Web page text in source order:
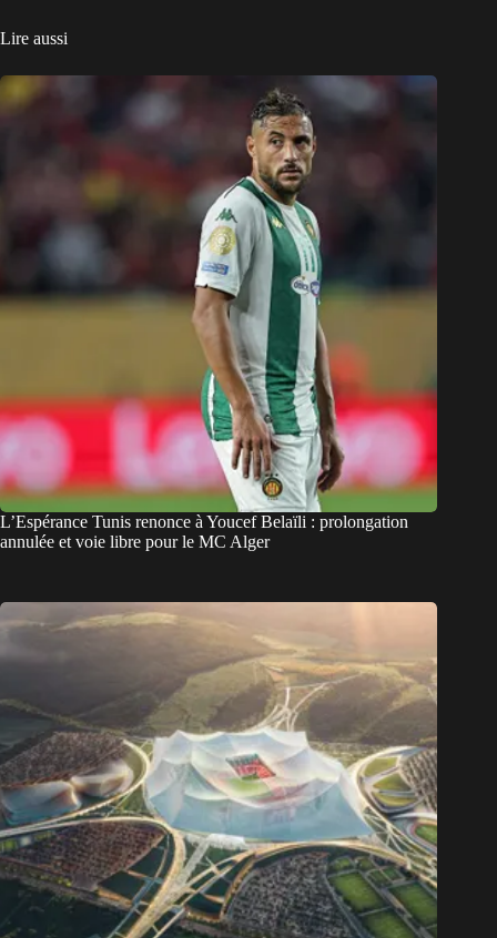
Lire aussi
L’Espérance Tunis renonce à Youcef Belaïli : prolongation
annulée et voie libre pour le MC Alger